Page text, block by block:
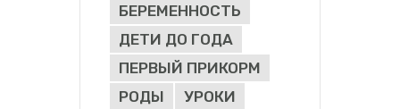
БЕРЕМЕННОСТЬ
ДЕТИ ДО ГОДА
ПЕРВЫЙ ПРИКОРМ
РОДЫ
УРОКИ